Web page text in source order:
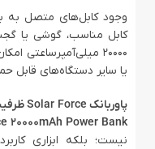
وجود کابل‌های متصل به
کابل مناسب، گوشی یا
20000
یا سایر دستگاه‌های قابل
20000mAh Power Bank
نیست؛ بلکه ابزاری